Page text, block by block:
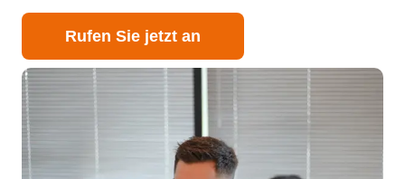
Rufen Sie jetzt an